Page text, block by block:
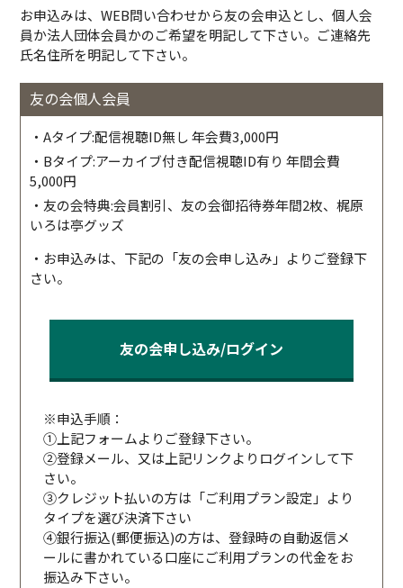
お申込みは、WEB問い合わせから友の会申込とし、個人会
員か法人団体会員かのご希望を明記して下さい。ご連絡先
氏名住所を明記して下さい。
友の会個人会員
・Aタイプ:配信視聴ID無し 年会費3,000円
・Bタイプ:アーカイブ付き配信視聴ID有り 年間会費
5,000円
・友の会特典:会員割引、友の会御招待券年間2枚、梶原
いろは亭グッズ
・お申込みは、下記の「友の会申し込み」よりご登録下
さい。
友の会申し込み/ログイン
※申込手順：
①上記フォームよりご登録下さい。
②登録メール、又は上記リンクよりログインして下
さい。
③クレジット払いの方は「ご利用プラン設定」より
タイプを選び決済下さい
④銀行振込(郵便振込)の方は、登録時の自動返信メ
ールに書かれている口座にご利用プランの代金をお
振込み下さい。